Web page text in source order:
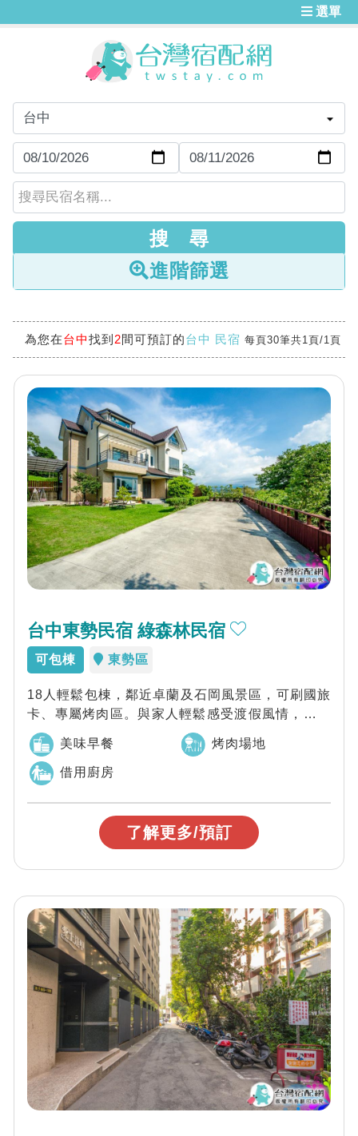
選單
進階篩選
為您在台中找到 2間可預訂的台中 民宿 每頁30筆共1頁/1頁
台中東勢民宿 綠森林民宿
可包棟 東勢區
18人輕鬆包棟，鄰近卓蘭及石岡風景區，可刷國旅
卡、專屬烤肉區。與家人輕鬆感受渡假風情，不用
千里迢迢。綠森林民宿邀您親自來體驗。
美味早餐 烤肉場地
借用廚房
了解更多/預訂